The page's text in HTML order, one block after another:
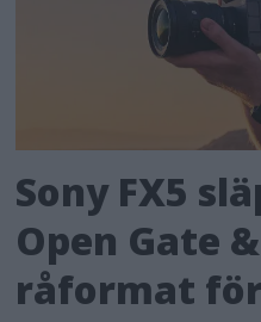
Sony FX5
Open Gate
råformat